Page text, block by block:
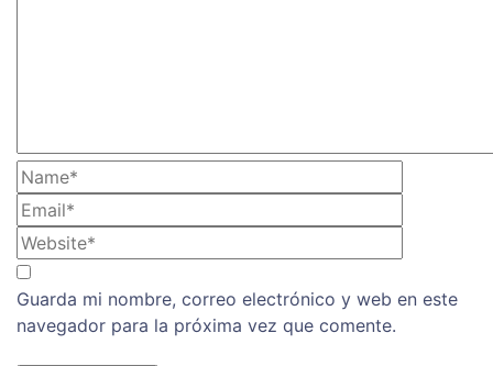
Guarda mi nombre, correo electrónico y web en este
navegador para la próxima vez que comente.